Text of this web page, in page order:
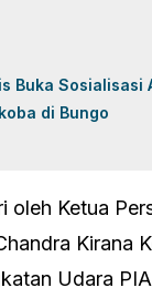
Buka Sosialisasi
di Bungo
oleh Ketua
Kirana
Udara